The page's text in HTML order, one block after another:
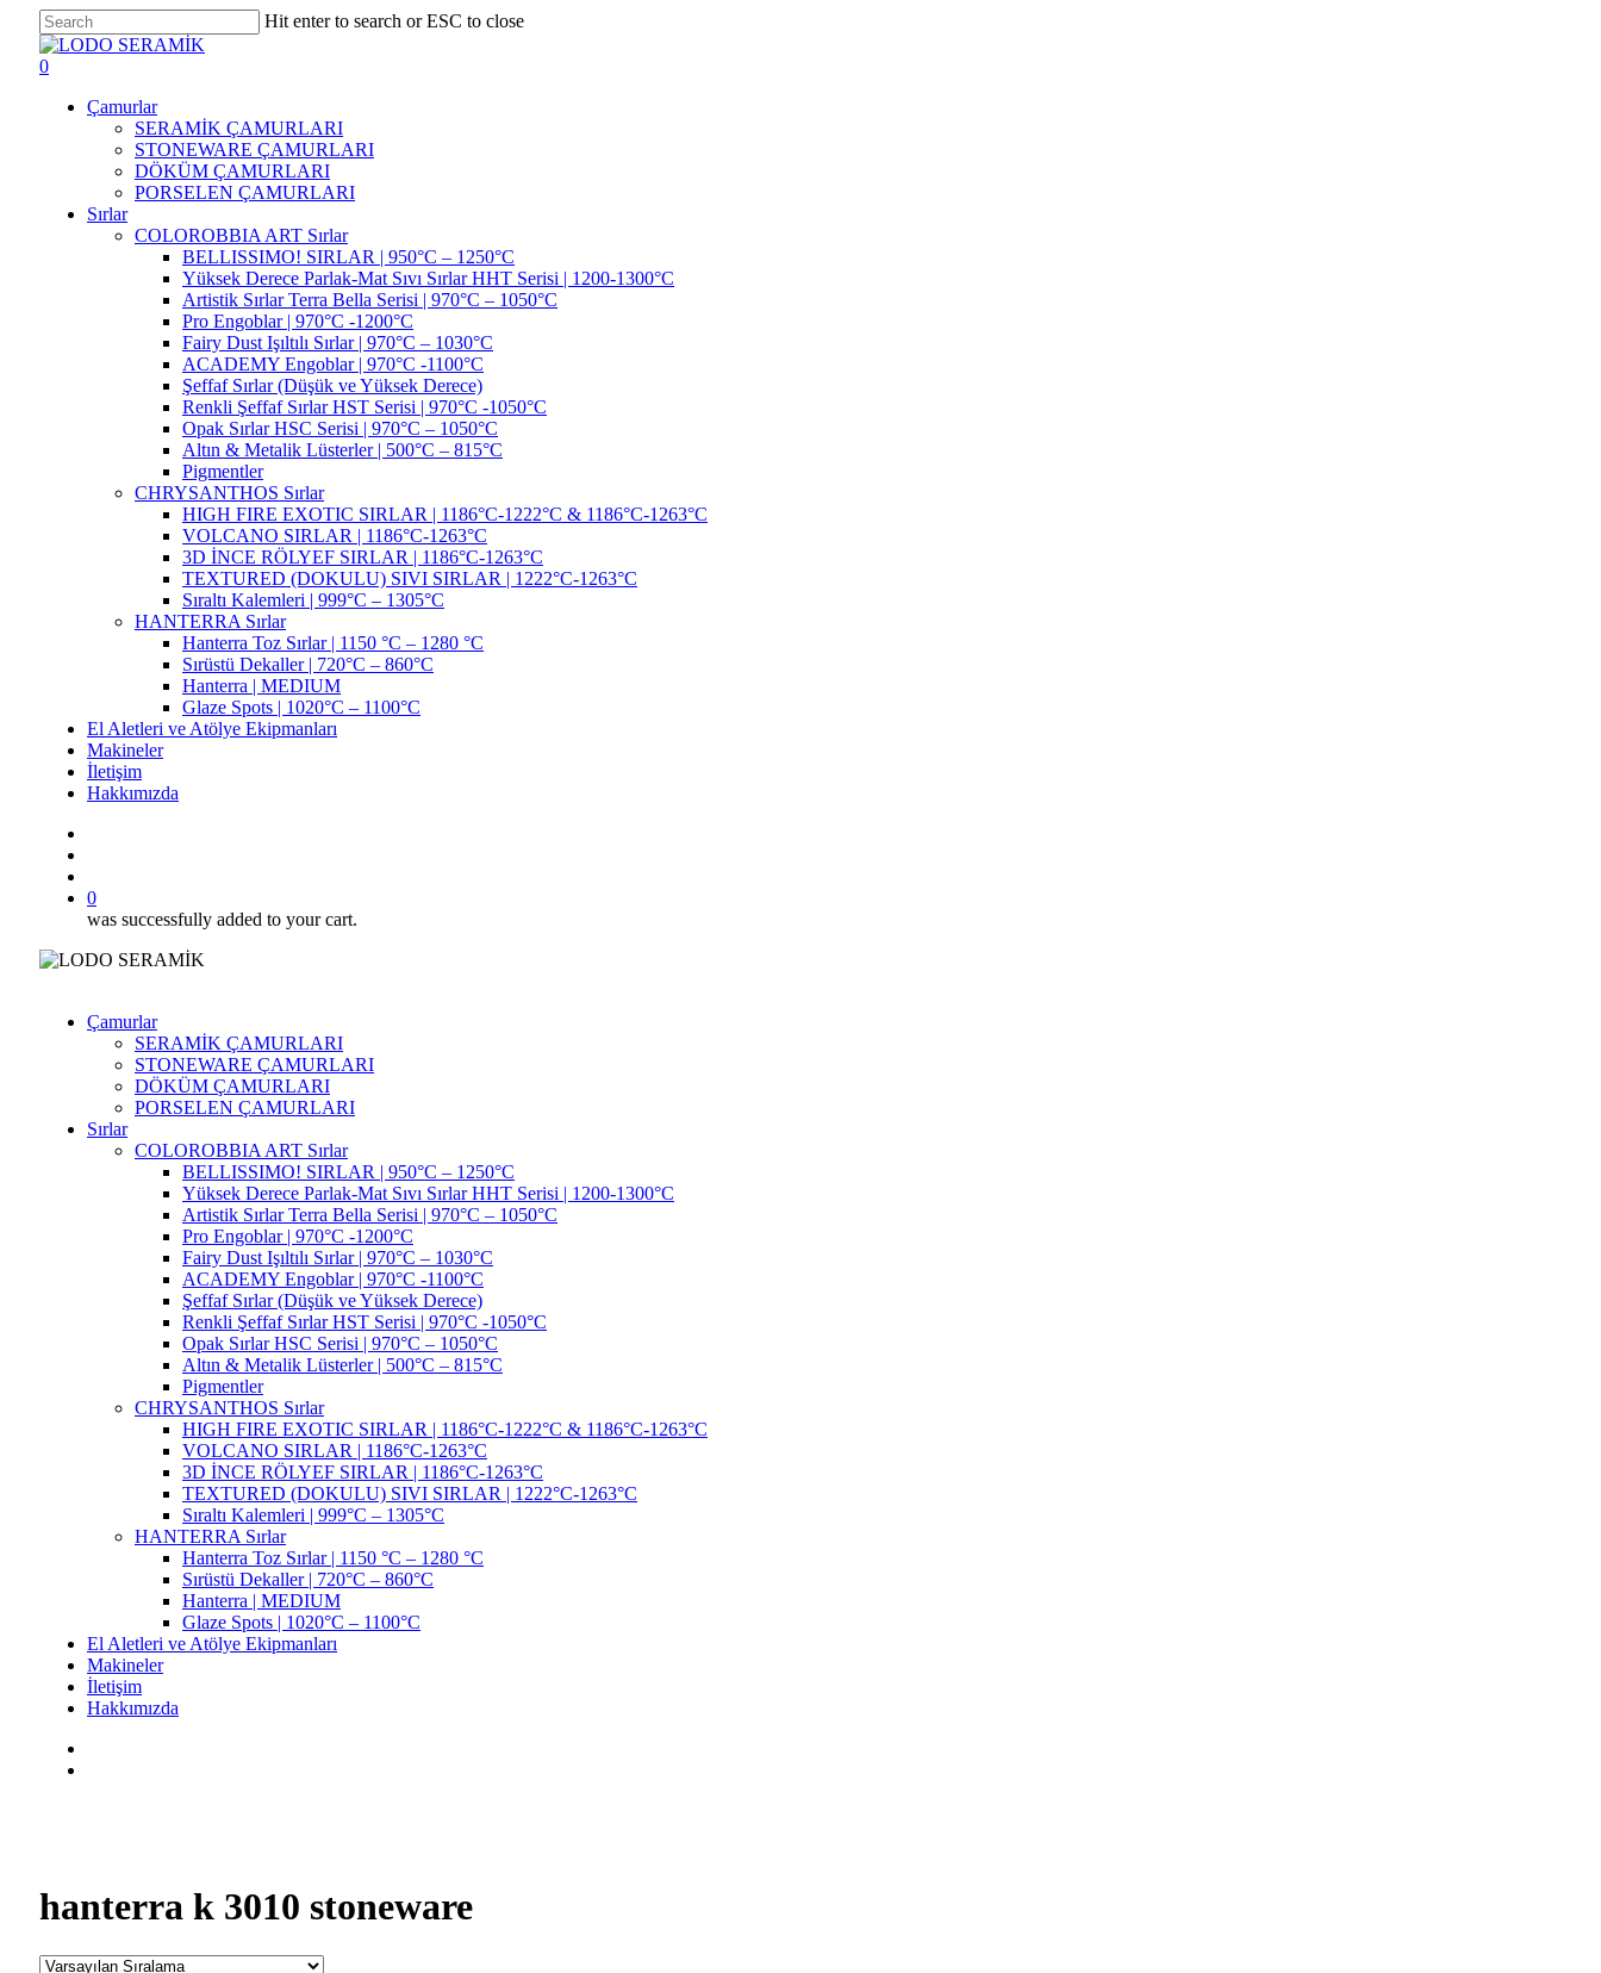
main
Hit enter to search or ESC to close
Close
Search
search
account
0
Çamurlar
SERAMİK ÇAMURLARI
STONEWARE ÇAMURLARI
DÖKÜM ÇAMURLARI
PORSELEN ÇAMURLARI
Sırlar
COLOROBBIA ART Sırlar
BELLISSIMO! SIRLAR | 950°C – 1250°C
Yüksek Derece Parlak-Mat Sıvı Sırlar HHT Serisi | 1200-1300°C
Artistik Sırlar Terra Bella Serisi | 970°C – 1050°C
Pro Engoblar | 970°C -1200°C
Fairy Dust Işıltılı Sırlar | 970°C – 1030°C
ACADEMY Engoblar | 970°C -1100°C
Şeffaf Sırlar (Düşük ve Yüksek Derece)
Renkli Şeffaf Sırlar HST Serisi | 970°C -1050°C
Opak Sırlar HSC Serisi | 970°C – 1050°C
Altın & Metalik Lüsterler | 500°C – 815°C
Pigmentler
CHRYSANTHOS Sırlar
HIGH FIRE EXOTIC SIRLAR | 1186°C-1222°C & 1186°C-1263°C
VOLCANO SIRLAR | 1186°C-1263°C
3D İNCE RÖLYEF SIRLAR | 1186°C-1263°C
TEXTURED (DOKULU) SIVI SIRLAR | 1222°C-1263°C
Sıraltı Kalemleri | 999°C – 1305°C
HANTERRA Sırlar
Hanterra Toz Sırlar | 1150 °C – 1280 °C
Sırüstü Dekaller | 720°C – 860°C
Hanterra | MEDIUM
Glaze Spots | 1020°C – 1100°C
El Aletleri ve Atölye Ekipmanları
Makineler
İletişim
Hakkımızda
0
was successfully added to your cart.
Çamurlar
SERAMİK ÇAMURLARI
STONEWARE ÇAMURLARI
DÖKÜM ÇAMURLARI
PORSELEN ÇAMURLARI
Sırlar
COLOROBBIA ART Sırlar
BELLISSIMO! SIRLAR | 950°C – 1250°C
Yüksek Derece Parlak-Mat Sıvı Sırlar HHT Serisi | 1200-1300°C
Artistik Sırlar Terra Bella Serisi | 970°C – 1050°C
Pro Engoblar | 970°C -1200°C
Fairy Dust Işıltılı Sırlar | 970°C – 1030°C
ACADEMY Engoblar | 970°C -1100°C
Şeffaf Sırlar (Düşük ve Yüksek Derece)
Renkli Şeffaf Sırlar HST Serisi | 970°C -1050°C
Opak Sırlar HSC Serisi | 970°C – 1050°C
Altın & Metalik Lüsterler | 500°C – 815°C
Pigmentler
CHRYSANTHOS Sırlar
HIGH FIRE EXOTIC SIRLAR | 1186°C-1222°C & 1186°C-1263°C
VOLCANO SIRLAR | 1186°C-1263°C
3D İNCE RÖLYEF SIRLAR | 1186°C-1263°C
TEXTURED (DOKULU) SIVI SIRLAR | 1222°C-1263°C
Sıraltı Kalemleri | 999°C – 1305°C
HANTERRA Sırlar
Hanterra Toz Sırlar | 1150 °C – 1280 °C
Sırüstü Dekaller | 720°C – 860°C
Hanterra | MEDIUM
Glaze Spots | 1020°C – 1100°C
El Aletleri ve Atölye Ekipmanları
Makineler
İletişim
Hakkımızda
hanterra k 3010 stoneware